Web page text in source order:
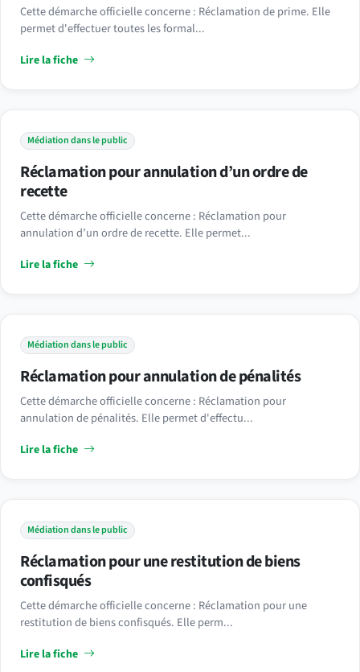
Cette démarche officielle concerne : Réclamation de prime. Elle
permet d'effectuer toutes les formal...
Lire la fiche
Médiation dans le public
Réclamation pour annulation d’un ordre de
recette
Cette démarche officielle concerne : Réclamation pour
annulation d’un ordre de recette. Elle permet...
Lire la fiche
Médiation dans le public
Réclamation pour annulation de pénalités
Cette démarche officielle concerne : Réclamation pour
annulation de pénalités. Elle permet d'effectu...
Lire la fiche
Médiation dans le public
Réclamation pour une restitution de biens
confisqués
Cette démarche officielle concerne : Réclamation pour une
restitution de biens confisqués. Elle perm...
Lire la fiche